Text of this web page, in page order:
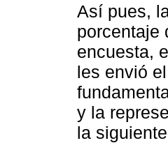
Así pues,
porcentaje
encuesta,
les envió
y la
la